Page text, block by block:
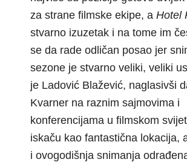
za strane filmske ekipe, a Hotel
stvarno izuzetak i na tome im
se da rade odličan posao jer
sezone je stvarno veliki, veliki
je Ladović Blažević, naglasivši
Kvarner na raznim sajmovima i
konferencijama u filmskom
iskaču kao fantastična lokacija,
i ovogodišnja snimanja